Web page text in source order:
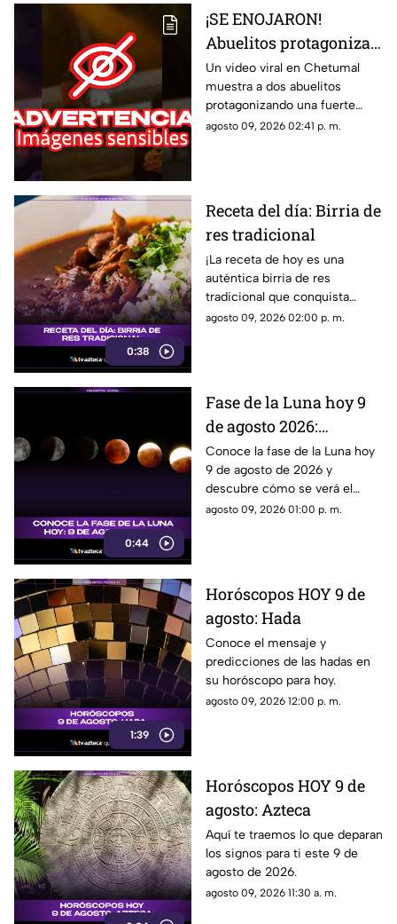
¡SE ENOJARON!
Abuelitos protagonizan
FUERTE PELEA en
Chetumal; el video se
viralizó
Un video viral en Chetumal
muestra a dos abuelitos
protagonizando una fuerte
pelea en plena vía pública; esto
agosto 09, 2026 02:41 p. m.
0:38
Receta del día: Birria de
res tradicional
¡La receta de hoy es una
auténtica birria de res
tradicional que conquista
desde el primer bocado!
agosto 09, 2026 02:00 p. m.
0:44
Fase de la Luna hoy 9
de agosto 2026:
descubre cómo lucirá el
satélite esta noche
Conoce la fase de la Luna hoy
9 de agosto de 2026 y
descubre cómo se verá el
satélite natural durante la
agosto 09, 2026 01:00 p. m.
1:39
Horóscopos HOY 9 de
agosto: Hada
Conoce el mensaje y
predicciones de las hadas en
su horóscopo para hoy.
agosto 09, 2026 12:00 p. m.
Horóscopos HOY 9 de
agosto: Azteca
Aquí te traemos lo que deparan
los signos para ti este 9 de
agosto de 2026.
agosto 09, 2026 11:30 a. m.